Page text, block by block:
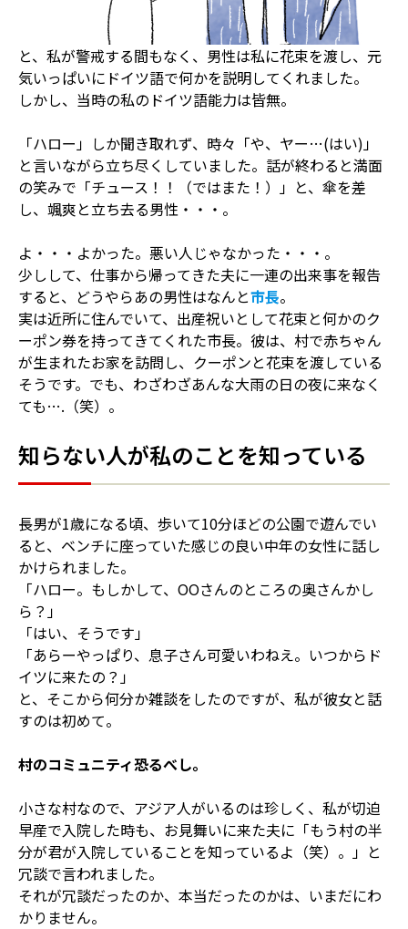
と、私が警戒する間もなく、男性は私に花束を渡し、元
気いっぱいにドイツ語で何かを説明してくれました。
しかし、当時の私のドイツ語能力は皆無。
「ハロー」しか聞き取れず、時々「や、ヤー…(はい)」
と言いながら立ち尽くしていました。話が終わると満面
の笑みで「チュース！！（ではまた！）」と、傘を差
し、颯爽と立ち去る男性・・・。
よ・・・よかった。悪い人じゃなかった・・・。
少しして、仕事から帰ってきた夫に一連の出来事を報告
すると、どうやらあの男性はなんと市長。
実は近所に住んでいて、出産祝いとして花束と何かのク
ーポン券を持ってきてくれた市長。彼は、村で赤ちゃん
が生まれたお家を訪問し、クーポンと花束を渡している
そうです。でも、わざわざあんな大雨の日の夜に来なく
ても….（笑）。
知らない人が私のことを知っている
長男が1歳になる頃、歩いて10分ほどの公園で遊んでい
ると、ベンチに座っていた感じの良い中年の女性に話し
かけられました。
「ハロー。もしかして、OOさんのところの奥さんかし
ら？」
「はい、そうです」
「あらーやっぱり、息子さん可愛いわねえ。いつからド
イツに来たの？」
と、そこから何分か雑談をしたのですが、私が彼女と話
すのは初めて。
村のコミュニティ恐るべし。
小さな村なので、アジア人がいるのは珍しく、私が切迫
早産で入院した時も、お見舞いに来た夫に「もう村の半
分が君が入院していることを知っているよ（笑）。」と
冗談で言われました。
それが冗談だったのか、本当だったのかは、いまだにわ
かりません。